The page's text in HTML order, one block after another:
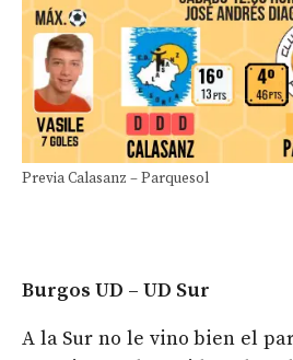
Previa Calasanz – Parquesol
Burgos UD – UD Sur
A la Sur no le vino bien el